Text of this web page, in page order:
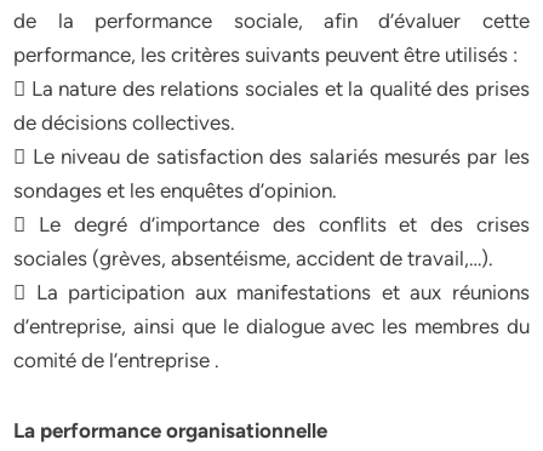
de la performance sociale, afin d’évaluer cette
performance, les critères suivants peuvent être utilisés :
 La nature des relations sociales et la qualité des prises
de décisions collectives.
 Le niveau de satisfaction des salariés mesurés par les
sondages et les enquêtes d’opinion.
 Le degré d’importance des conflits et des crises
sociales (grèves, absentéisme, accident de travail,…).
 La participation aux manifestations et aux réunions
d’entreprise, ainsi que le dialogue avec les membres du
comité de l’entreprise .
La performance organisationnelle